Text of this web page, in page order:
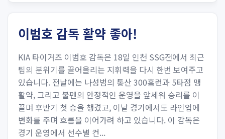
이범호 감독 활약 좋아!
KIA 타이거즈 이범호 감독은 18일 인천 SSG전에서 최근
팀의 분위기를 끌어올리는 지휘력을 다시 한번 보여주고
있습니다. 전날에는 나성범의 통산 300홈런과 5타점 맹
활약, 그리고 불펜의 안정적인 운영을 앞세워 승리를 이
끌며 후반기 첫 승을 챙겼고, 이날 경기에서도 라인업에
변화를 주며 흐름을 이어가려 하고 있습니다. 이 감독은
경기 운영에서 선수별 컨...